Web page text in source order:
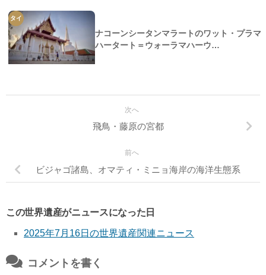
タイ
ナコーンシータンマラートのワット・プラマ
ハータート＝ウォーラマハーウ…
次へ
飛鳥・藤原の宮都
前へ
ビジャゴ諸島、オマティ・ミニョ海岸の海洋生態系
この世界遺産がニュースになった日
2025年7月16日の世界遺産関連ニュース
コメントを書く